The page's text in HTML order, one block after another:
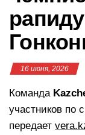
16 июня, 2026
Команда
участников по
передает